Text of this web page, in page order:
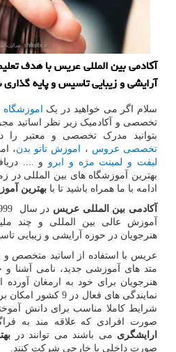
آکادمی بین المللی عریس با هدف
آرایشی و زیبایی تاسیس و پایه
سلام اگر می خواهید در یک
تخصصی و آکادمیک زیر نظر اساتید
بتوانید مدرک تخصصی و معتبر را
تخصصی عروس ، اموزش تاتو بدن،
لیفت و لمینت مژه و ابرو و ....
بهترین آموزشگاه های بین المللی در
ادامه با ما همراه باشید تا با بهترین
آکادمی بین المللی عریس در سال
آموزش عالی بین المللی و چند
هنرجویان در حوزه آرایشی و زیبایی
عریس با استفاده از اساتید متخصص
متد های آموزشی جدید، نامی آشنا
هنرجویان برای خود به ارمغان
نمایندگی های فعال
شرایط کاملا مناسب برای دانش
صورت افرادی که علاقه مند به
ارایشگری می باشند می توانند در
صورت داخلی یا خارجی شرکت کنند.